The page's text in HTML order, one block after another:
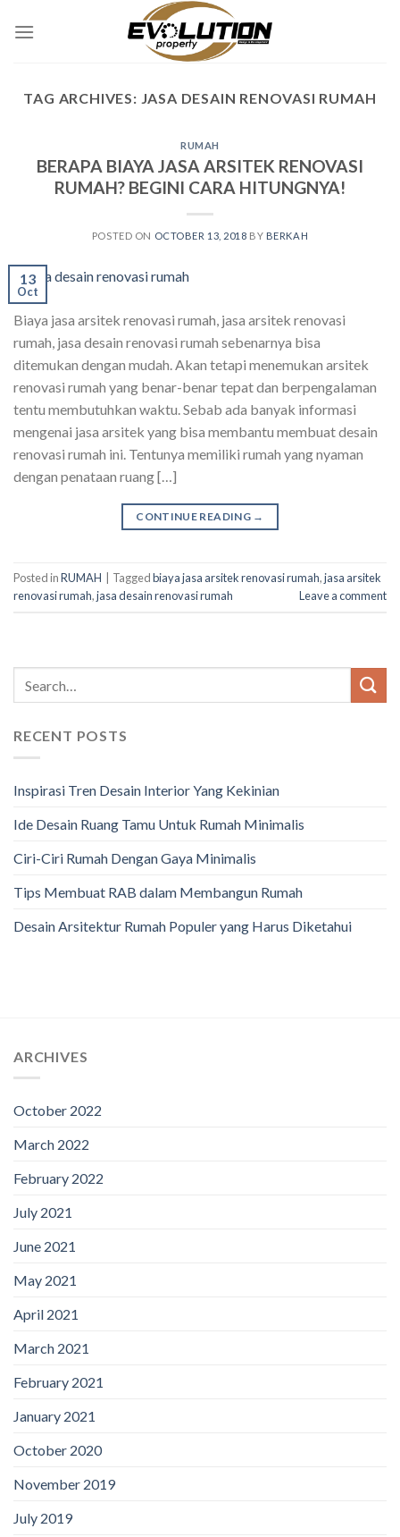
TAG ARCHIVES: JASA DESAIN RENOVASI RUMAH
RUMAH
BERAPA BIAYA JASA ARSITEK RENOVASI
RUMAH? BEGINI CARA HITUNGNYA!
POSTED ON OCTOBER 13, 2018 BY BERKAH
13
Oct
Biaya jasa arsitek renovasi rumah, jasa arsitek renovasi
rumah, jasa desain renovasi rumah sebenarnya bisa
ditemukan dengan mudah. Akan tetapi menemukan arsitek
renovasi rumah yang benar-benar tepat dan berpengalaman
tentu membutuhkan waktu. Sebab ada banyak informasi
mengenai jasa arsitek yang bisa membantu membuat desain
renovasi rumah ini. Tentunya memiliki rumah yang nyaman
dengan penataan ruang […]
CONTINUE READING →
Posted inRUMAH Taggedbiaya jasa arsitek renovasi rumah,jasa arsitek
renovasi rumah,jasa desain renovasi rumah Leave a comment
RECENT POSTS
Inspirasi Tren Desain Interior Yang Kekinian
Ide Desain Ruang Tamu Untuk Rumah Minimalis
Ciri-Ciri Rumah Dengan Gaya Minimalis
Tips Membuat RAB dalam Membangun Rumah
Desain Arsitektur Rumah Populer yang Harus Diketahui
ARCHIVES
October 2022
March 2022
February 2022
July 2021
June 2021
May 2021
April 2021
March 2021
February 2021
January 2021
October 2020
November 2019
July 2019